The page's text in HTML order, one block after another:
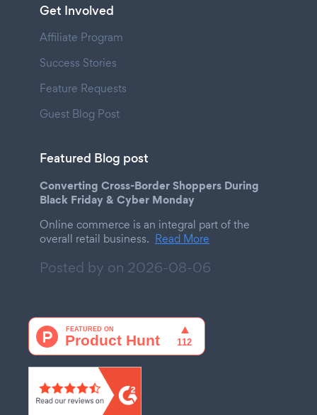
Get Involved
Affiliate Program
Success Stories
Feature Requests
Guest Blog Post
Featured Blog post
Converting Cross-Border Shoppers During
Black Friday & Cyber Monday
Online commerce is an integral part of the
overall retail business. Read More
Posted by on 2026-08-06